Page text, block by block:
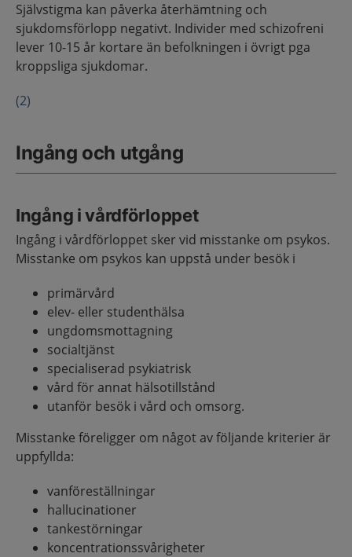
Självstigma kan påverka återhämtning och
sjukdomsförlopp negativt. Individer med schizofreni
lever 10-15 år kortare än befolkningen i övrigt pga
kroppsliga sjukdomar.
(2)
Ingång och utgång
Ingång i vårdförloppet
Ingång i vårdförloppet sker vid misstanke om psykos.
Misstanke om psykos kan uppstå under besök i
primärvård
elev- eller studenthälsa
ungdomsmottagning
socialtjänst
specialiserad psykiatrisk
vård för annat hälsotillstånd
utanför besök i vård och omsorg.
Misstanke föreligger om något av följande kriterier är
uppfyllda:
vanföreställningar
hallucinationer
tankestörningar
koncentrationssvårigheter